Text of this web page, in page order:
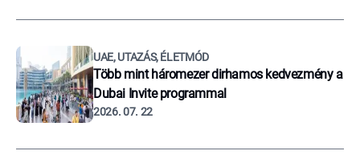
UAE, UTAZÁS, ÉLETMÓD
Több mint háromezer dirhamos kedvezmény a
Dubai Invite programmal
2026. 07. 22